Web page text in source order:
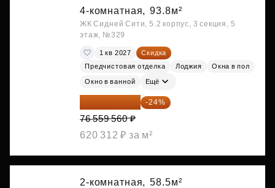
4-комнатная, 93.8м²
ЖК Сидней Сити, 5.2 корпус, 3 секция, 5
этаж, №329
1 кв 2027
Скидка
Предчистовая отделка
Лоджия Окна в пол
Окно в ванной Ещё
58 185 266 ₽ -24%
76 559 560 ₽
620 312 ₽ за м²
2-комнатная, 58.5м²